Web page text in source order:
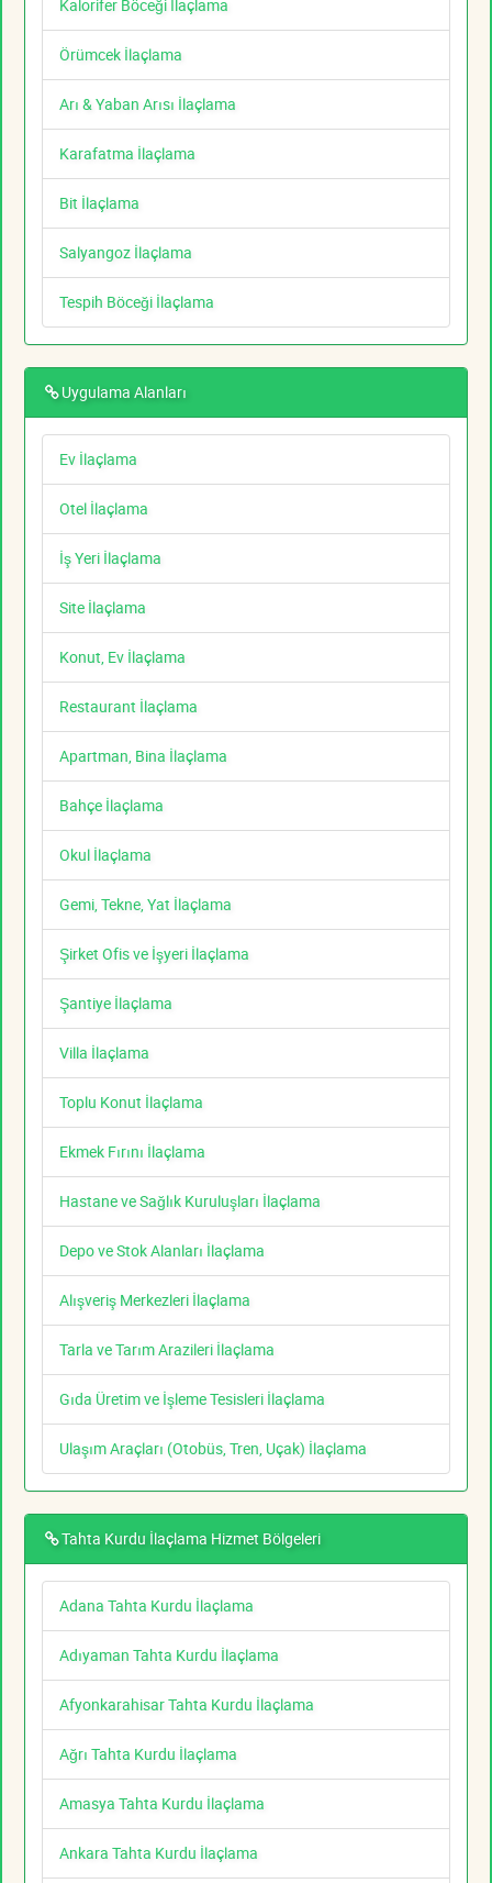
Kalorifer Böceği İlaçlama
Örümcek İlaçlama
Arı & Yaban Arısı İlaçlama
Karafatma İlaçlama
Bit İlaçlama
Salyangoz İlaçlama
Tespih Böceği İlaçlama
Uygulama Alanları
Ev İlaçlama
Otel İlaçlama
İş Yeri İlaçlama
Site İlaçlama
Konut, Ev İlaçlama
Restaurant İlaçlama
Apartman, Bina İlaçlama
Bahçe İlaçlama
Okul İlaçlama
Gemi, Tekne, Yat İlaçlama
Şirket Ofis ve İşyeri İlaçlama
Şantiye İlaçlama
Villa İlaçlama
Toplu Konut İlaçlama
Ekmek Fırını İlaçlama
Hastane ve Sağlık Kuruluşları İlaçlama
Depo ve Stok Alanları İlaçlama
Alışveriş Merkezleri İlaçlama
Tarla ve Tarım Arazileri İlaçlama
Gıda Üretim ve İşleme Tesisleri İlaçlama
Ulaşım Araçları (Otobüs, Tren, Uçak) İlaçlama
Tahta Kurdu İlaçlama Hizmet Bölgeleri
Adana Tahta Kurdu İlaçlama
Adıyaman Tahta Kurdu İlaçlama
Afyonkarahisar Tahta Kurdu İlaçlama
Ağrı Tahta Kurdu İlaçlama
Amasya Tahta Kurdu İlaçlama
Ankara Tahta Kurdu İlaçlama